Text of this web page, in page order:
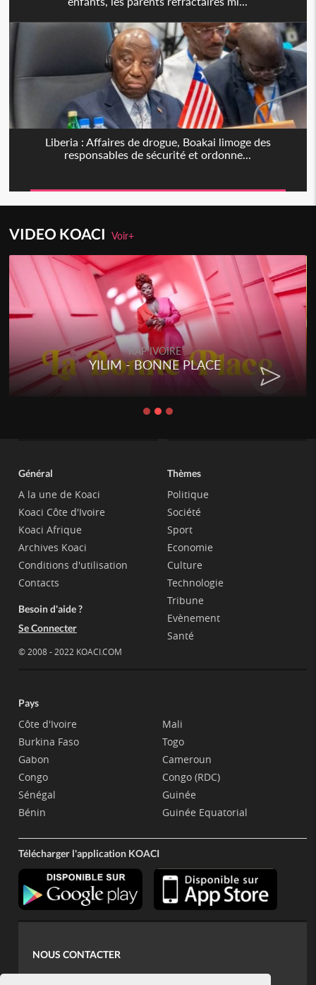
Liberia : Affaires de drogue, Boakai limoge des
responsables de sécurité et ordonne...
VIDEO KOACIVoir+
RAP IVOIRE
YILIM - BONNE PLACE
Général
A la une de Koaci
Koaci Côte d'Ivoire
Koaci Afrique
Archives Koaci
Conditions d'utilisation
Contacts
Besoin d'aide ?
Se Connecter
© 2008 - 2022 KOACI.COM
Thèmes
Politique
Société
Sport
Economie
Culture
Technologie
Tribune
Evènement
Santé
Pays
Côte d'Ivoire
Burkina Faso
Gabon
Congo
Sénégal
Bénin
Mali
Togo
Cameroun
Congo (RDC)
Guinée
Guinée Equatorial
Télécharger l'application KOACI
NOUS CONTACTER